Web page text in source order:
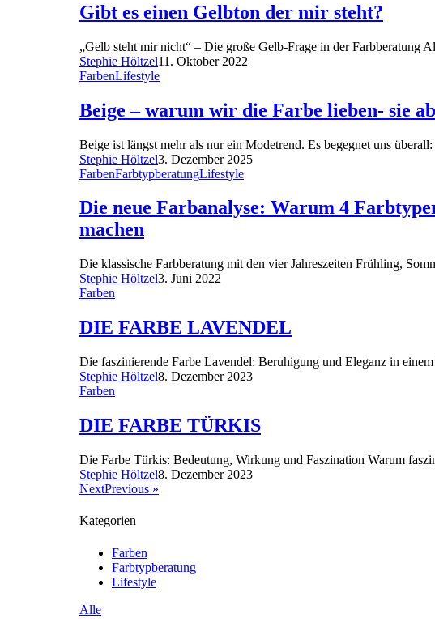
Gibt es einen Gelbton der mir steht?
„Gelb steht mir nicht“ – Die große Gelb-Frage in der Farbberatung
Stephie Höltzel11. Oktober 2022
FarbenLifestyle
Beige – warum wir die Farbe lieben- sie
Beige ist längst mehr als nur ein Modetrend. Es begegnet uns
Stephie Höltzel3. Dezember 2025
FarbenFarbtypberatungLifestyle
Die neue Farbanalyse: Warum 4
machen
Die klassische Farbberatung mit den vier Jahreszeiten Frühling,
Stephie Höltzel3. Juni 2022
Farben
DIE FARBE LAVENDEL
Die faszinierende Farbe Lavendel: Beruhigung und Eleganz in
Stephie Höltzel8. Dezember 2023
Farben
DIE FARBE TÜRKIS
Die Farbe Türkis: Bedeutung, Wirkung und Faszination Warum
Stephie Höltzel8. Dezember 2023
NextPrevious »
Kategorien
Farben
Farbtypberatung
Lifestyle
Alle